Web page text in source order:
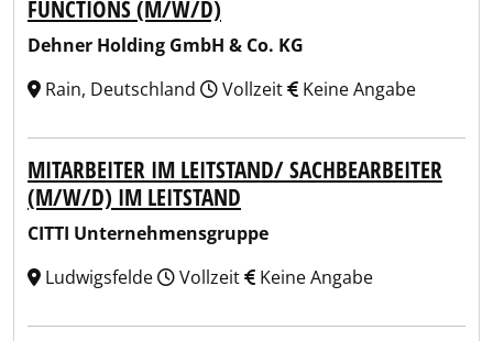
FUNCTIONS (M/W/D)
Dehner Holding GmbH & Co. KG
Rain, Deutschland
Vollzeit Keine Angabe
MITARBEITER IM LEITSTAND/ SACHBEARBEITER
(M/W/D) IM LEITSTAND
CITTI Unternehmensgruppe
Ludwigsfelde
Vollzeit Keine Angabe